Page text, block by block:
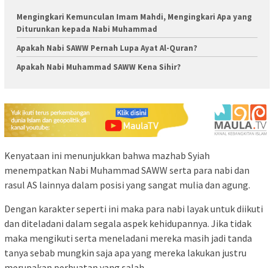
Mengingkari Kemunculan Imam Mahdi, Mengingkari Apa yang
Diturunkan kepada Nabi Muhammad
Apakah Nabi SAWW Pernah Lupa Ayat Al-Quran?
Apakah Nabi Muhammad SAWW Kena Sihir?
Kenyataan ini menunjukkan bahwa mazhab Syiah
menempatkan Nabi Muhammad SAWW serta para nabi dan
rasul AS lainnya dalam posisi yang sangat mulia dan agung.
Dengan karakter seperti ini maka para nabi layak untuk diikuti
dan diteladani dalam segala aspek kehidupannya. Jika tidak
maka mengikuti serta meneladani mereka masih jadi tanda
tanya sebab mungkin saja apa yang mereka lakukan justru